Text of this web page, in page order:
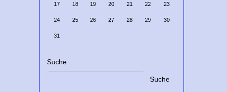
17 18 19 20 21 22 23
24 25 26 27 28 29 30
31
Suche